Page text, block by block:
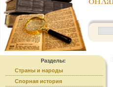
Разделы:
Страны и народы
Спорная история